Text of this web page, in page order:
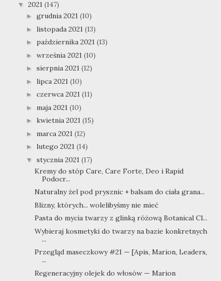
▼ 2021 (147)
► grudnia 2021 (10)
► listopada 2021 (13)
► października 2021 (13)
► września 2021 (10)
► sierpnia 2021 (12)
► lipca 2021 (10)
► czerwca 2021 (11)
► maja 2021 (10)
► kwietnia 2021 (15)
► marca 2021 (12)
► lutego 2021 (14)
▼ stycznia 2021 (17)
Kremy do stóp Care, Care Forte, Deo i Rapid
Podocr...
Naturalny żel pod prysznic + balsam do ciała grana...
Blizny, których... wolelibyśmy nie mieć
Pasta do mycia twarzy z glinką różową Botanical Cl...
Wybieraj kosmetyki do twarzy na bazie konkretnych
...
Przegląd maseczkowy #21 — [Apis, Marion, Leaders,
...
Regeneracyjny olejek do włosów — Marion